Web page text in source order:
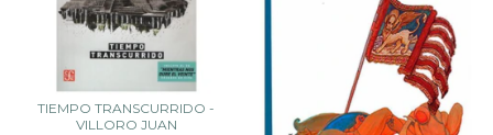
TIEMPO TRANSCURRIDO -
VILLORO JUAN